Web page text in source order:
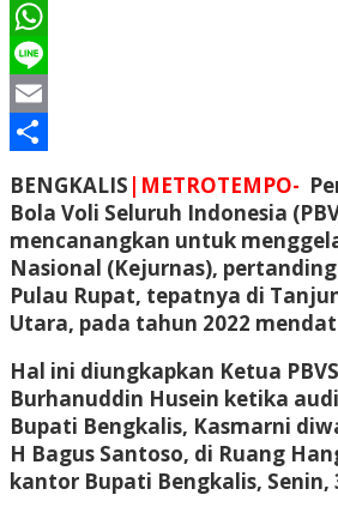
LinkedIn
WhatsApp
Line
Email
BENGKALIS |METROTEMPO-
Bola Voli Seluruh Indonesia
mencanangkan untuk
Nasional (Kejurnas),
Pulau Rupat, tepatnya di
Utara, pada tahun 2022
Hal ini diungkapkan Ketua
Burhanuddin Husein ketika
Bupati Bengkalis, Kasmarni
H Bagus Santoso, di Ruang
kantor Bupati Bengkalis, Senin,